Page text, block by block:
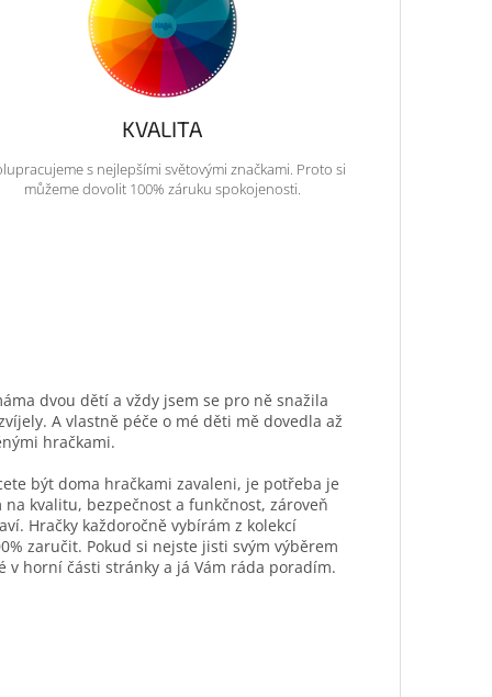
KVALITA
s nejlepšími světovými značkami. Proto si
můžeme dovolit 100% záruku spokojenosti.
dvou dětí a vždy jsem se pro ně snažila
A vlastně péče o mé děti mě dovedla až
hračkami.
být doma hračkami zavaleni, je potřeba je
kvalitu, bezpečnost a funkčnost, zároveň
Hračky každoročně vybírám z kolekcí
zaručit. Pokud si nejste jisti svým výběrem
horní části stránky a já Vám ráda poradím.